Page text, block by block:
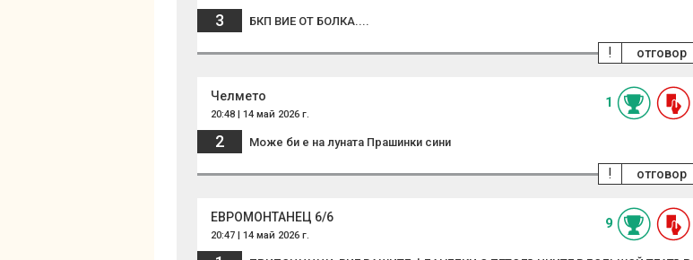
3 БКП ВИЕ ОТ БОЛКА....
отговор
!
Челмето
20:48 | 14 май 2026 г.
1
2 Може би е на луната Прашинки сини
отговор
!
ЕВРОМОНТАНЕЦ 6/6
20:47 | 14 май 2026 г.
9